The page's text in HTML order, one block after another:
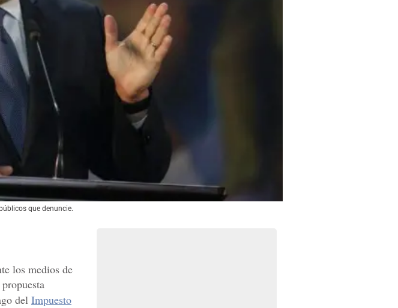
que denuncie.
los medios de
del Impuesto